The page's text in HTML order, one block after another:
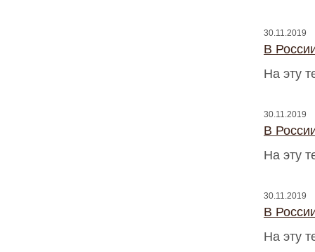
30.11.2019
В
На эту
30.11.2019
В
На эту
30.11.2019
В
На эту